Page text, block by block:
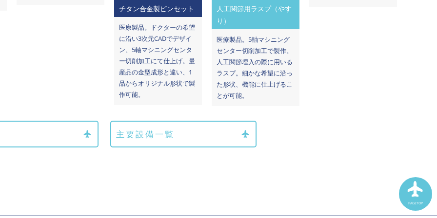
チタン合金製ピンセット
医療製品。ドクターの希望
に沿い3次元CADでデザイ
ン、5軸マシニングセンタ
ー切削加工にて仕上げ。量
産品の金型成形と違い、1
品からオリジナル形状で製
作可能。
人工関節用ラスプ（やす
り）
医療製品。5軸マシニング
センター切削加工で製作。
人工関節埋入の際に用いる
ラスプ。細かな希望に沿っ
た形状、機能に仕上げるこ
とが可能。
主要設備一覧
PAGETOP